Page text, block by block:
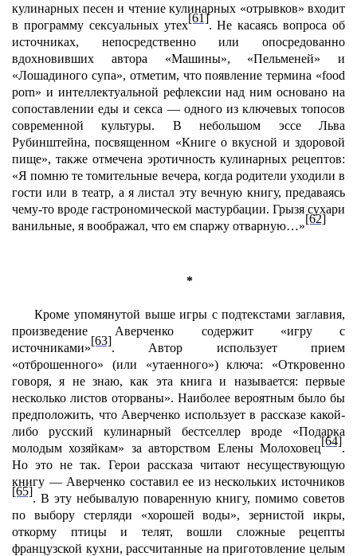
кулинарных песен и чтение кулинарных «отрывков» входит
в программу сексуальных утех
[61]
. Не касаясь вопроса об
источниках, непосредственно или опосредованно
вдохновивших автора «Машины», «Пельменей» и
«Лошадиного супа», отметим, что появление термина «food
porn» и интеллектуальной рефлексии над ним основано на
сопоставлении еды и секса — одного из ключевых топосов
современной культуры. В небольшом эссе Льва
Рубинштейна, посвященном «Книге о вкусной и здоровой
пище», также отмечена эротичность кулинарных рецептов:
«Я помню те томительные вечера, когда родители уходили в
гости или в театр, а я листал эту вечную книгу, предаваясь
чему-то вроде гастрономической мастурбации. Грызя сухари
ванильные, я воображал, что ем спаржу отварную…»
[62]
*
Кроме упомянутой выше игры с подтекстами заглавия,
произведение Аверченко содержит «игру с
источниками»
[63]
. Автор использует прием
«отброшенного» (или «утаенного») ключа: «Откровенно
говоря, я не знаю, как эта книга и называется: первые
несколько листов оторваны». Наиболее вероятным было бы
предположить, что Аверченко использует в рассказе какой-
либо русский кулинарный бестселлер вроде «Подарка
молодым хозяйкам» за авторством Елены Молоховец
[64]
.
Но это не так. Герои рассказа читают несуществующую
книгу — Аверченко составил ее из нескольких источников
[65]
. В эту небывалую поваренную книгу, помимо советов
по выбору стерляди «хорошей воды», зернистой икры,
откорму птицы и телят, вошли сложные рецепты
французской кухни, рассчитанные на приготовление целым